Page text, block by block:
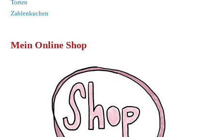
Torten
Zahlenkuchen
Mein Online Shop